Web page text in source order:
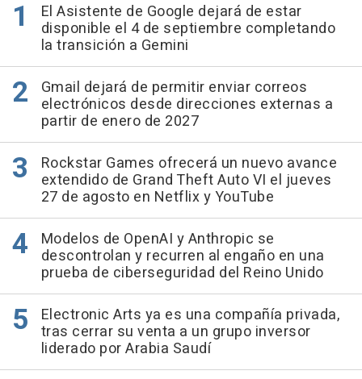
El Asistente de Google dejará de estar
disponible el 4 de septiembre completando
la transición a Gemini
Gmail dejará de permitir enviar correos
electrónicos desde direcciones externas a
partir de enero de 2027
Rockstar Games ofrecerá un nuevo avance
extendido de Grand Theft Auto VI el jueves
27 de agosto en Netflix y YouTube
Modelos de OpenAI y Anthropic se
descontrolan y recurren al engaño en una
prueba de ciberseguridad del Reino Unido
Electronic Arts ya es una compañía privada,
tras cerrar su venta a un grupo inversor
liderado por Arabia Saudí